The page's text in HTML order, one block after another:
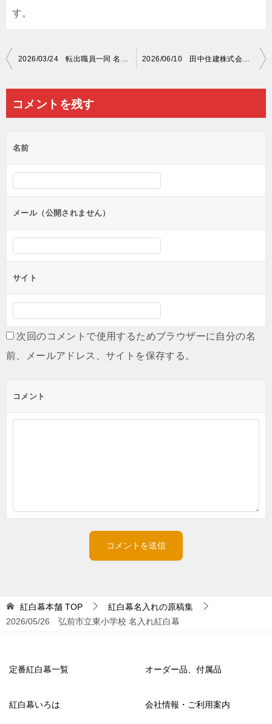
す。
投
ビ
ー
シ
ョ
ン
2026/03/24 転出職員一同 名入れ紅白幕 2026/06/10 田中住建株式会社 名入れ紅白幕
コメントを残す
名前
メール（公開されません）
サイト
次回のコメントで使用するためブラウザーに自分の名
前、メールアドレス、サイトを保存する。
コメント
紅白幕本舗 TOP
紅白幕名入れの原稿集
2026/05/26 弘前市立東小学校 名入れ紅白幕
定番紅白幕一覧 オーダー品、付属品
紅白幕いろは 会社情報・ご利用案内